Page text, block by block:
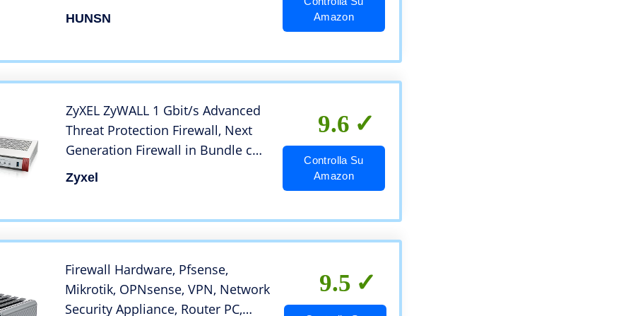
Router PC, Intel J4125, RS06, AES-
HUNSN
Amazon
ZyXEL ZyWALL 1 Gbit/s Advanced
Threat Protection Firewall, Next
Generation Firewall in Bundle con
licenze di sicurezza per un anno
[ATP100]
Zyxel
9.6
Controlla Su
Amazon
Firewall Hardware, Pfsense,
Mikrotik, OPNsense, VPN, Network
Security Appliance, Router PC,
9.5